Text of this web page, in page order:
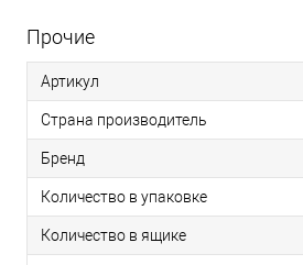
Прочие
Артикул
Страна производитель
Бренд
Количество в упаковке
Количество в ящике